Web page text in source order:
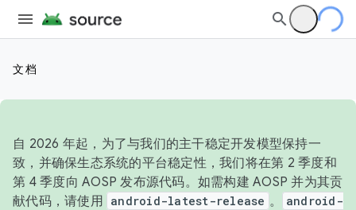
文档
自 2026 年起，为了与我们的主干稳定开发模型保持一
致，并确保生态系统的平台稳定性，我们将在第 2 季度和
第 4 季度向 AOSP 发布源代码。如需构建 AOSP 并为其贡
献代码，请使用 android-latest-release 。
android-